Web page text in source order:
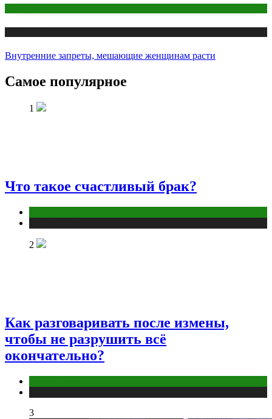
Внутренние запреты, мешающие женщинам расти
Самое популярное
1
Что такое счастливый брак?
2
Как разговаривать после измены,
чтобы не разрушить всё
окончательно?
3